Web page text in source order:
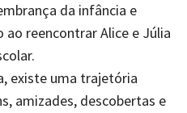
da infância e
reencontrar Alice e Júlia
existe uma trajetória
amizades, descobertas e